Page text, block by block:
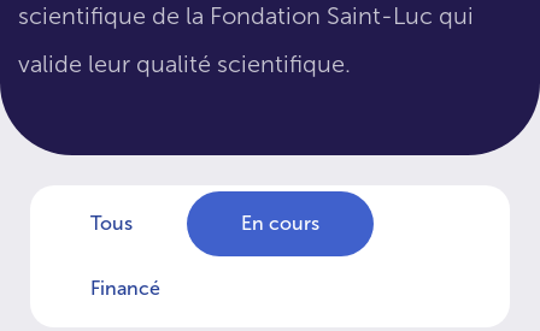
scientifique de la Fondation Saint-Luc qui
valide leur qualité scientifique.
Tous En cours
Financé